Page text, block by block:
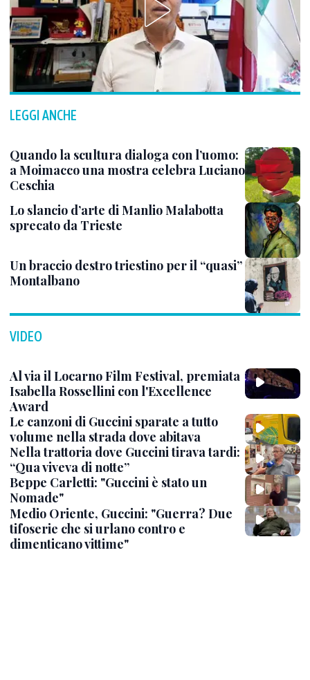
LEGGI ANCHE
Quando la scultura dialoga con l’uomo:
a Moimacco una mostra celebra Luciano
Ceschia
Lo slancio d’arte di Manlio Malabotta
sprecato da Trieste
Un braccio destro triestino per il “quasi”
Montalbano
VIDEO
Al via il Locarno Film Festival, premiata
Isabella Rossellini con l'Excellence
Award
Le canzoni di Guccini sparate a tutto
volume nella strada dove abitava
Nella trattoria dove Guccini tirava tardi:
“Qua viveva di notte”
Beppe Carletti: "Guccini è stato un
Nomade"
Medio Oriente, Guccini: "Guerra? Due
tifoserie che si urlano contro e
dimenticano vittime"